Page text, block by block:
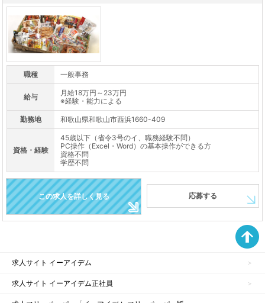
職種 一般事務
給与
月給18万円～23万円
※経験・能力による
勤務地 和歌山県和歌山市西浜1660-409
資格・経験
45歳以下（省令3号のイ、職務経験不問）
PC操作（Excel・Word）の基本操作ができる方
資格不問
学歴不問
この求人を詳しく見る 応募する
求人サイト イーアイデム
求人サイト イーアイデム正社員